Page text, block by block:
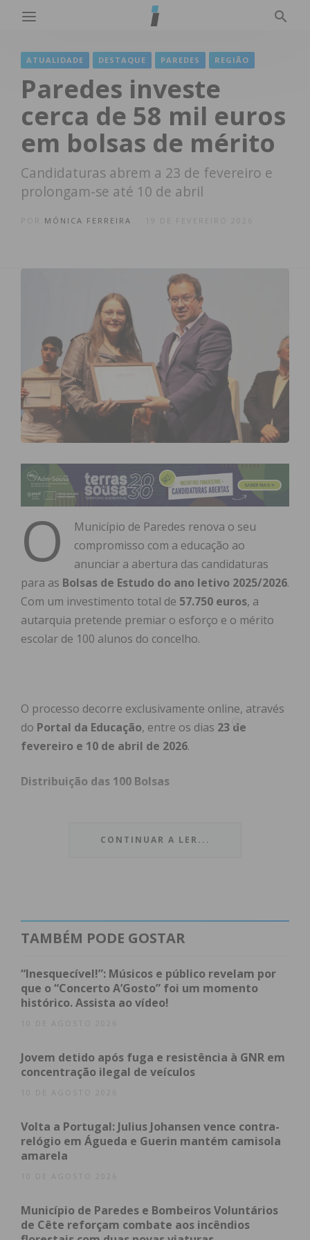
ATUALIDADE DESTAQUE PAREDES REGIÃO
Paredes investe
cerca de 58 mil euros
em bolsas de mérito
Candidaturas abrem a 23 de fevereiro e
prolongam-se até 10 de abril
MÓNICA FERREIRA
O
Município de Paredes renova o seu
compromisso com a educação ao
anunciar a abertura das candidaturas
para as Bolsas de Estudo do ano letivo 2025/2026.
Com um investimento total de 57.750 euros, a
autarquia pretende premiar o esforço e o mérito
escolar de 100 alunos do concelho.
O processo decorre exclusivamente online, através
do Portal da Educação, entre os dias 23 de
fevereiro e 10 de abril de 2026.
Distribuição das 100 Bolsas
com valores que oscilam entre os 250€ e os 1250€.
no valor 1000 euros
técnico profissional público e privado terão
disponíveis duas bolsas, no valor de 500 euros
A Câmara Municipal reserva ainda
elementos das corporações de bombeiros
concelho, sendo estas de 1250 euros para
operacionais e de 1000 euros para f
operacionais.
As candidaturas devem ser submetidas
unicamenteatravés do Portal da Educação do
portal antes de iniciarem o processo para garantir
que cumprem todos os requisitos de mérito escolar
CONTINUAR A LER...
TAMBÉM PODE GOSTAR
“Inesquecível!”: Músicos e público revelam por
que o “Concerto A’Gosto” foi um momento
histórico. Assista ao vídeo!
10 DE AGOSTO 2026
Jovem detido após fuga e resistência à GNR em
concentração ilegal de veículos
10 DE AGOSTO 2026
Volta a Portugal: Julius Johansen vence contra-
relógio em Águeda e Guerin mantém camisola
amarela
10 DE AGOSTO 2026
Município de Paredes e Bombeiros Voluntários
de Cête reforçam combate aos incêndios